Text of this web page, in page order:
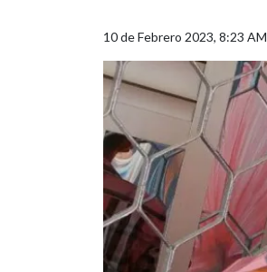
10 de Febrero 2023, 8:23 AM